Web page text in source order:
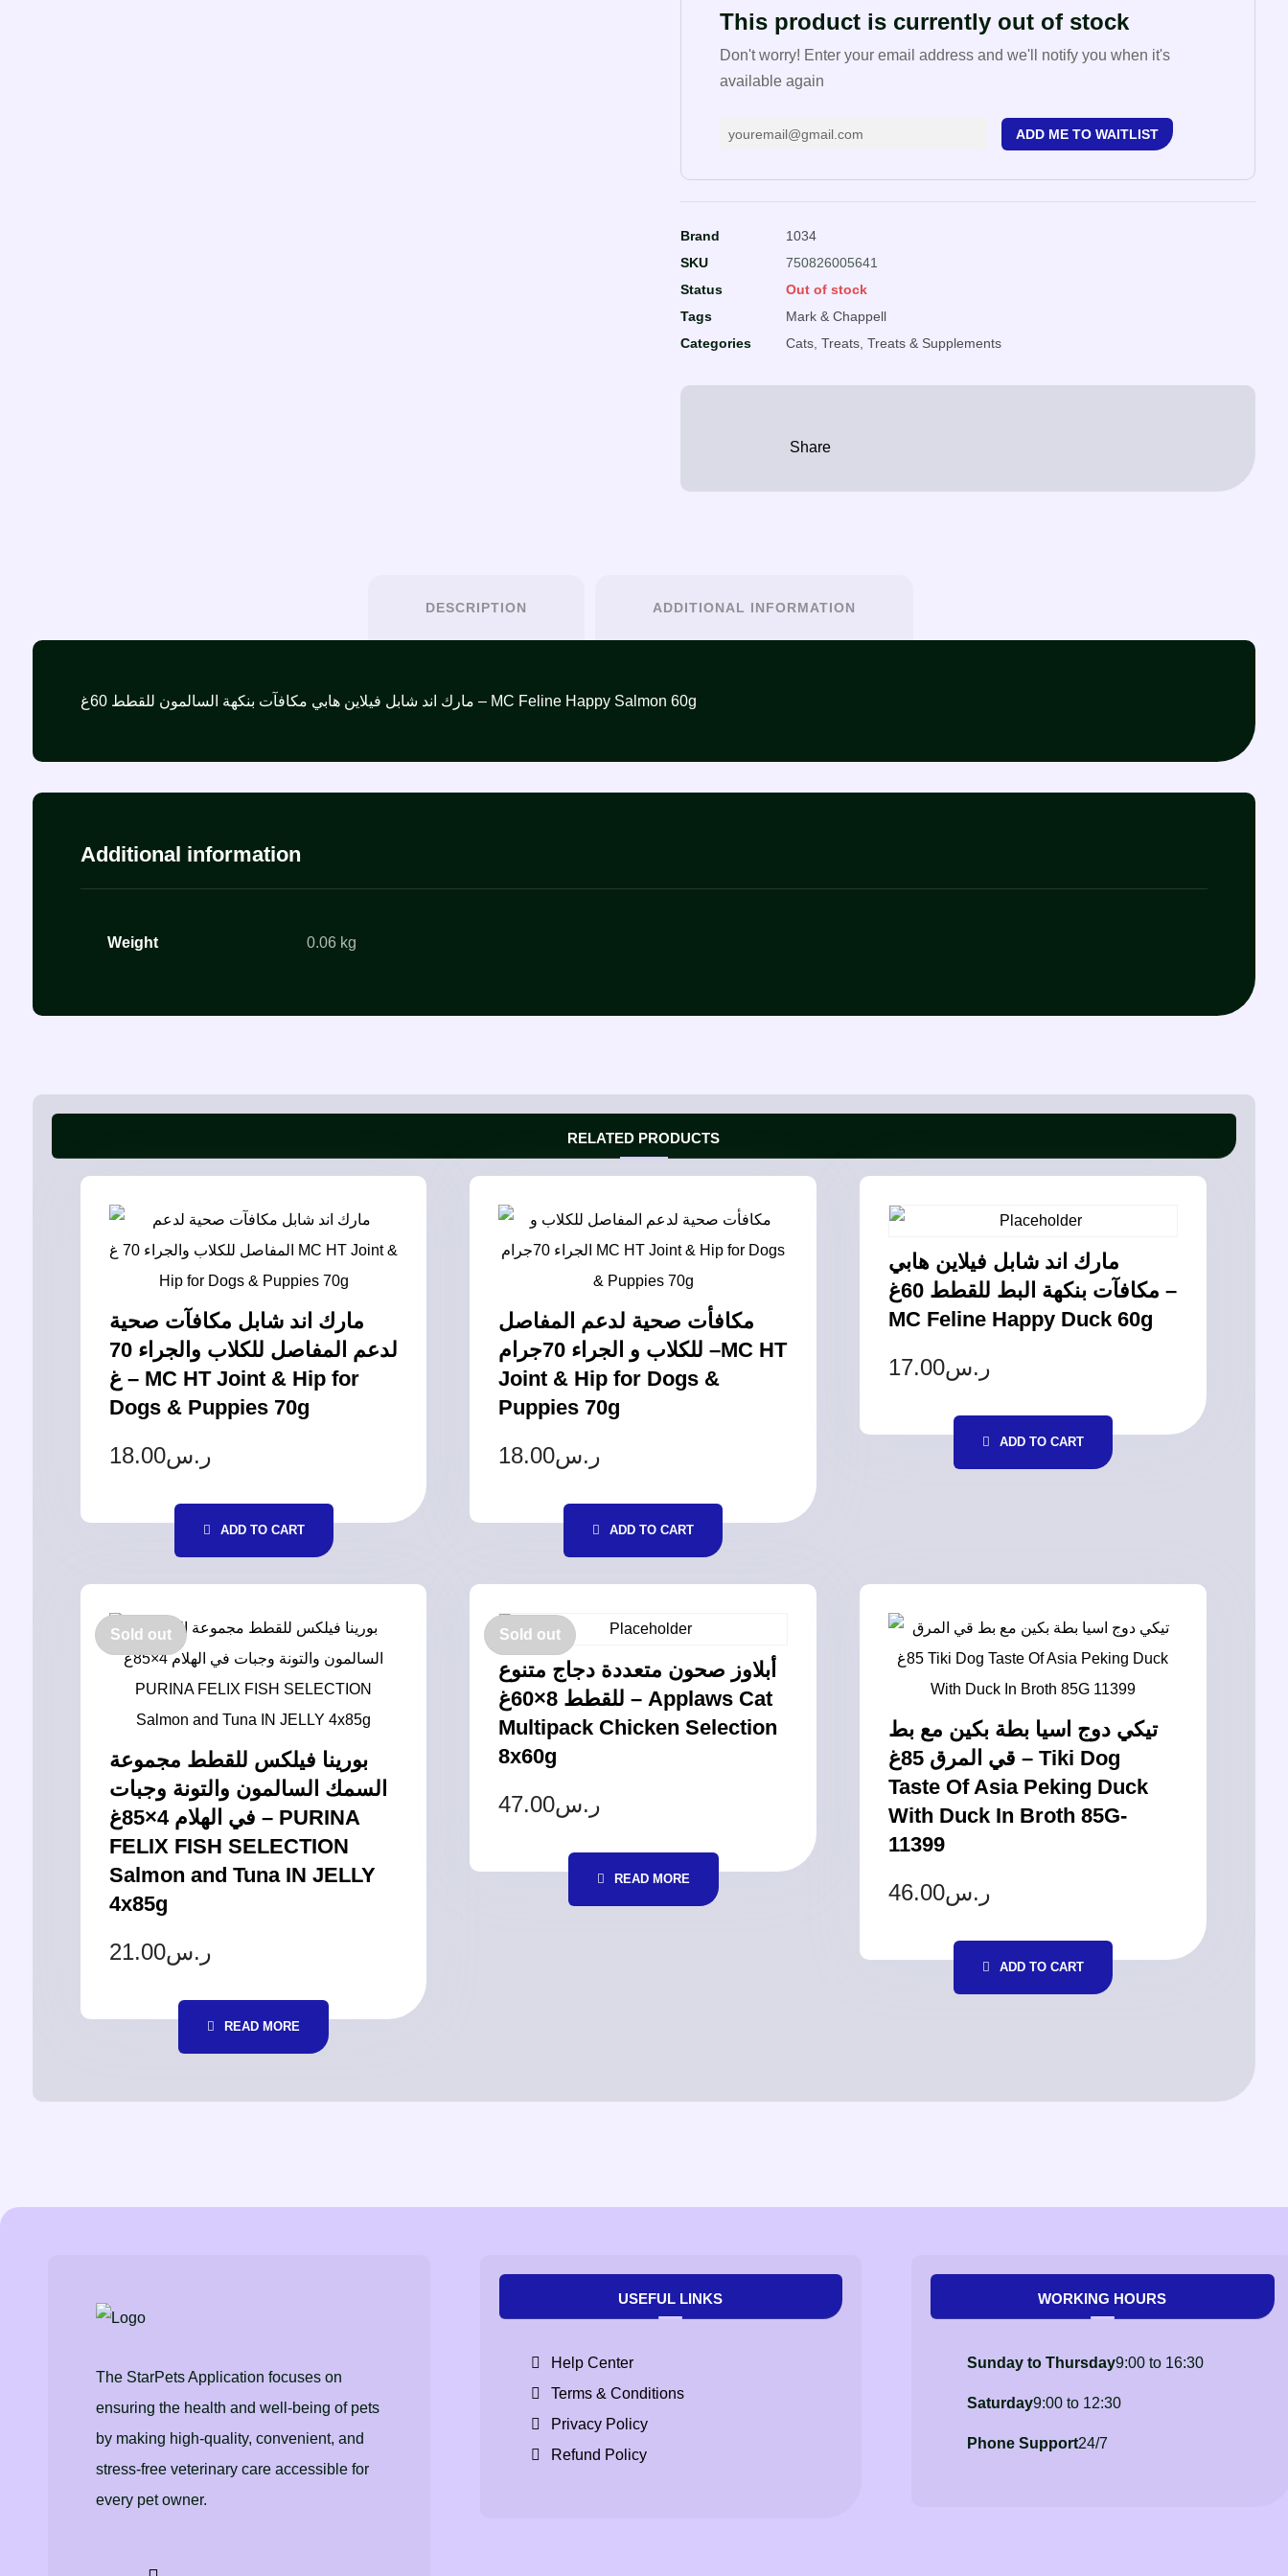
This product is currently out of stock
Don't worry! Enter your email address and we'll notify you when it's
available again
ADD ME TO WAITLIST
Brand
1034
SKU
750826005641
Status
Out of stock
Tags
Mark & Chappell
Categories
Cats ,Treats ,Treats & Supplements
DESCRIPTION ADDITIONAL INFORMATION
مارك اند شابل فيلاين هابي مكافآت بنكهة السالمون للقطط 60غ – MC Feline Happy Salmon 60g
Additional information
Weight 0.06 kg
RELATED PRODUCTS
مارك اند شابل مكافآت صحية
لدعم المفاصل للكلاب والجراء 70
غ – MC HT Joint & Hip for
Dogs & Puppies 70g
ر.س18.00
ADD TO CART
مكافأت صحية لدعم المفاصل
للكلاب و الجراء 70جرام –MC HT
Joint & Hip for Dogs &
Puppies 70g
ر.س18.00
ADD TO CART
مارك اند شابل فيلاين هابي
مكافآت بنكهة البط للقطط 60غ –
MC Feline Happy Duck 60g
ر.س17.00
ADD TO CART
بورينا فيلكس للقطط مجموعة
السمك السالمون والتونة وجبات
في الهلام 4×85غ – PURINA
FELIX FISH SELECTION
Salmon and Tuna IN JELLY
4x85g
ر.س21.00
Sold out
READ MORE
أبلاوز صحون متعددة دجاج متنوع
للقطط 8×60غ – Applaws Cat
Multipack Chicken Selection
8x60g
ر.س47.00
Sold out
READ MORE
تيكي دوج اسيا بطة بكين مع بط
قي المرق 85غ – Tiki Dog
Taste Of Asia Peking Duck
With Duck In Broth 85G-
11399
ر.س46.00
ADD TO CART
The StarPets Application focuses on
ensuring the health and well-being of pets
by making high-quality, convenient, and
stress-free veterinary care accessible for
every pet owner.
USEFUL LINKS
Help Center
Terms & Conditions
Privacy Policy
Refund Policy
WORKING HOURS
Sunday to Thursday9:00 to 16:30
Saturday9:00 to 12:30
Phone Support24/7